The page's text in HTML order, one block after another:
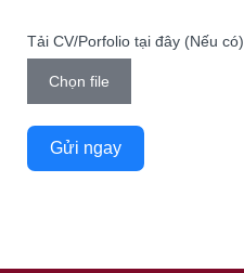
Tải CV/Porfolio tại đây (Nếu có)
Chọn file
Gửi ngay